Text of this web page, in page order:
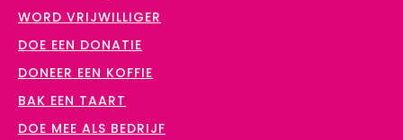
WORD VRIJWILLIGER
DOE EEN DONATIE
DONEER EEN KOFFIE
BAK EEN TAART
DOE MEE ALS BEDRIJF